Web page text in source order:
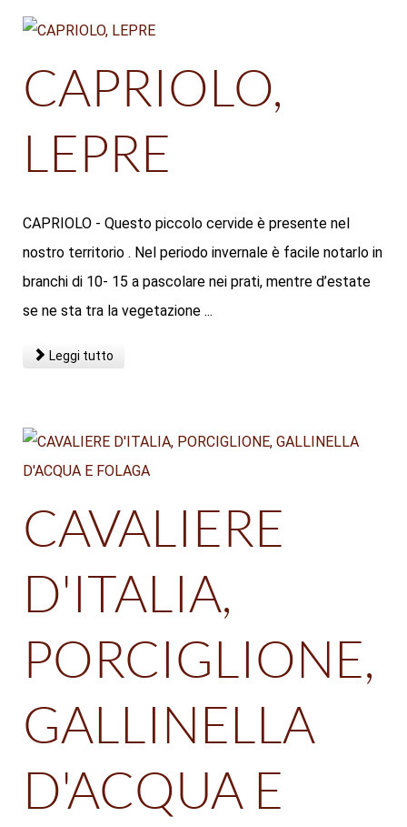
CAPRIOLO,
LEPRE
CAPRIOLO - Questo piccolo cervide è presente nel
nostro territorio . Nel periodo invernale è facile notarlo in
branchi di 10- 15 a pascolare nei prati, mentre d’estate
se ne sta tra la vegetazione ...
Leggi tutto
CAVALIERE
D'ITALIA,
PORCIGLIONE,
GALLINELLA
D'ACQUA E